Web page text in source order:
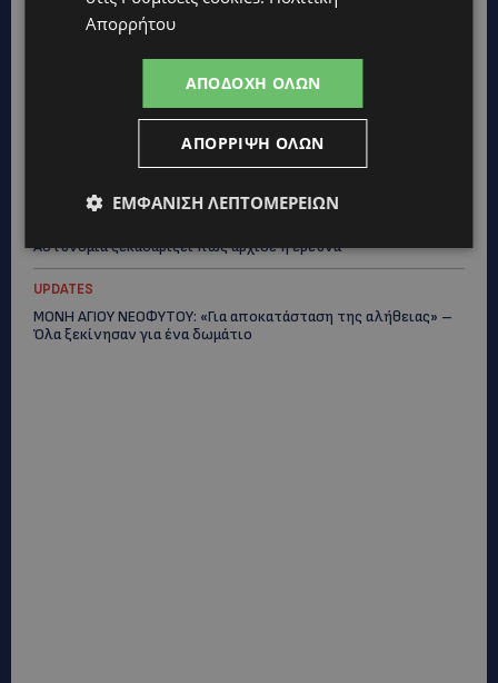
LIFESTYLE
ARLA PROTEIN: Συνεχίζει να καινοτομεί με το Arla Protein Food
UPDATES
Αστυνομία ξεκαθαρίζει πώς άρχισε η έρευνα
UPDATES
ΜΟΝΗ ΑΓΙΟΥ ΝΕΟΦΥΤΟΥ: «Για αποκατάσταση της αλήθειας» –
Όλα ξεκίνησαν για ένα δωμάτιο
Απορρήτου
ΑΠΟΔΟΧΉ ΌΛΩΝ
ΑΠΌΡΡΙΨΗ ΌΛΩΝ
ΕΜΦΆΝΙΣΗ ΛΕΠΤΟΜΕΡΕΙΏΝ